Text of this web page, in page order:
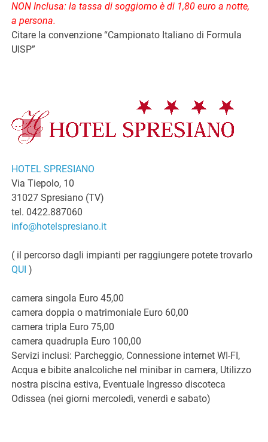
NON Inclusa: la tassa di soggiorno è di 1,80 euro a notte,
a persona.
Citare la convenzione “Campionato Italiano di Formula
UISP”
HOTEL SPRESIANO
Via Tiepolo, 10
31027 Spresiano (TV)
tel. 0422.887060
info@hotelspresiano.it
( il percorso dagli impianti per raggiungere potete trovarlo
QUI )
camera singola Euro 45,00
camera doppia o matrimoniale Euro 60,00
camera tripla Euro 75,00
camera quadrupla Euro 100,00
Servizi inclusi: Parcheggio, Connessione internet WI-FI,
Acqua e bibite analcoliche nel minibar in camera, Utilizzo
nostra piscina estiva, Eventuale Ingresso discoteca
Odissea (nei giorni mercoledì, venerdì e sabato)